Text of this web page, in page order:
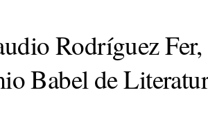
Rodríguez Fer,
Babel de